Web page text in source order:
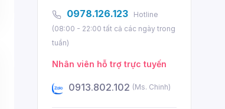
0978.126.123
Hotline
(08:00 - 22:00 tất cả các ngày trong
tuần)
Nhân viên hỗ trợ trực tuyến
0934.802.102 (Ms. Ngọc)